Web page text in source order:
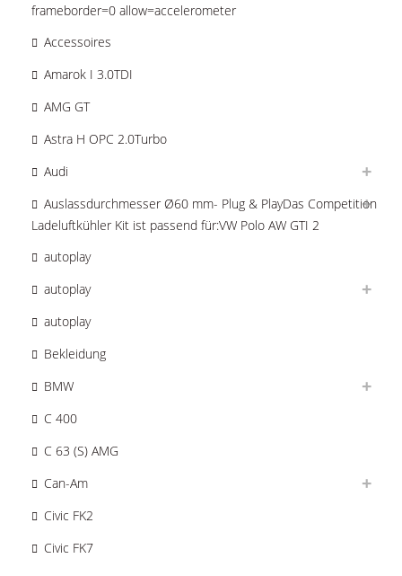
frameborder=0 allow=accelerometer
Accessoires
Amarok I 3.0TDI
AMG GT
Astra H OPC 2.0Turbo
Audi
Auslassdurchmesser Ø60 mm- Plug & PlayDas Competition
Ladeluftkühler Kit ist passend für:VW Polo AW GTI 2
autoplay
autoplay
autoplay
Bekleidung
BMW
C 400
C 63 (S) AMG
Can-Am
Civic FK2
Civic FK7